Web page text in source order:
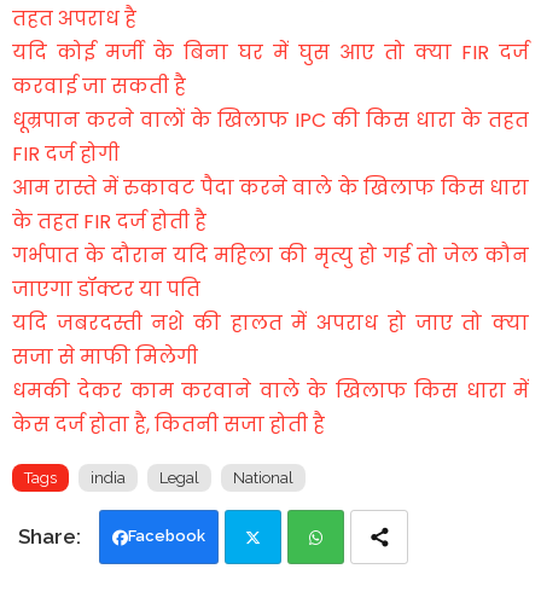
तहत अपराध है
यदि कोई मर्जी के बिना घर में घुस आए तो क्या FIR दर्ज
करवाई जा सकती है
धूम्रपान करने वालों के खिलाफ IPC की किस धारा के तहत
FIR दर्ज होगी
आम रास्ते में रुकावट पैदा करने वाले के खिलाफ किस धारा
के तहत FIR दर्ज होती है
गर्भपात के दौरान यदि महिला की मृत्यु हो गई तो जेल कौन
जाएगा डॉक्टर या पति
यदि जबरदस्ती नशे की हालत में अपराध हो जाए तो क्या
सजा से माफी मिलेगी
धमकी देकर काम करवाने वाले के खिलाफ किस धारा में
केस दर्ज होता है, कितनी सजा होती है
Tags india Legal National
Facebook